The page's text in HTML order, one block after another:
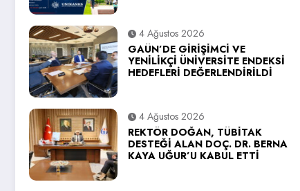
4 Ağustos 2026
GAÜN’DE GİRİŞİMCİ VE
YENİLİKÇİ ÜNİVERSİTE ENDEKSİ
HEDEFLERİ DEĞERLENDİRİLDİ
4 Ağustos 2026
REKTÖR DOĞAN, TÜBİTAK
DESTEĞİ ALAN DOÇ. DR. BERNA
KAYA UĞUR’U KABUL ETTİ